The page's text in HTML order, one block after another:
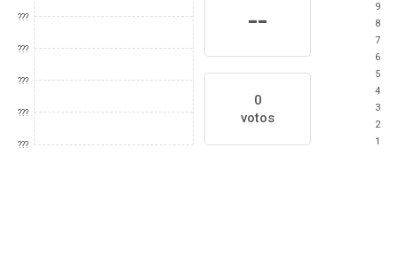
???
???
???
???
???
--
0
votos
9
8
7
6
5
4
3
2
1